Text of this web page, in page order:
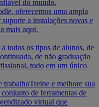
do mundo.
oferecemos uma ampla
a instalações novas e
mais aqui.
todos os tipos de alunos, de
de não graduação
tudo em um único
trabalhoTreine e melhore sua
de ferramentas de
virtual que